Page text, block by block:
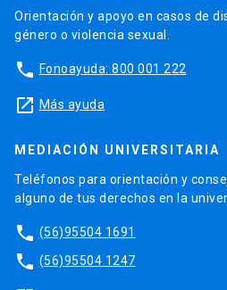
Orientación y apoyo en casos de
género o violencia sexual.
phone Fonoayuda: 800 001 222
launch Más ayuda
MEDIACIÓN UNIVERSITARIA
Teléfonos para orientación y
alguno de tus derechos en la
phone (56)95504 1691
phone (56)95504 1247